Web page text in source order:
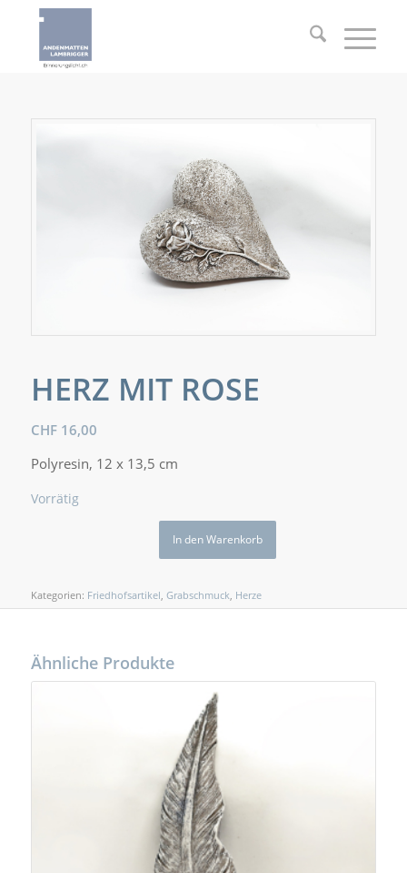
HERZ MIT ROSE
CHF16,00
Polyresin, 12 x 13,5 cm
Vorrätig
In den Warenkorb
Kategorien: Friedhofsartikel Grabschmuck Herze
Ähnliche Produkte